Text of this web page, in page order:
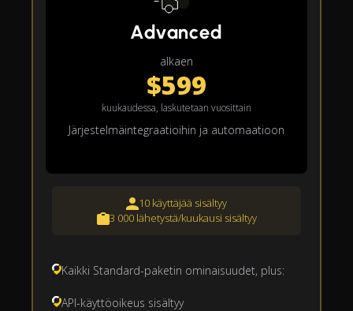
Advanced
alkaen
$599
kuukaudessa, laskutetaan vuosittain
Järjestelmäintegraatioihin ja automaatioon
10 käyttäjää sisältyy
3 000 lähetystä/kuukausi sisältyy
Kaikki Standard-paketin ominaisuudet, plus:
API-käyttöoikeus sisältyy